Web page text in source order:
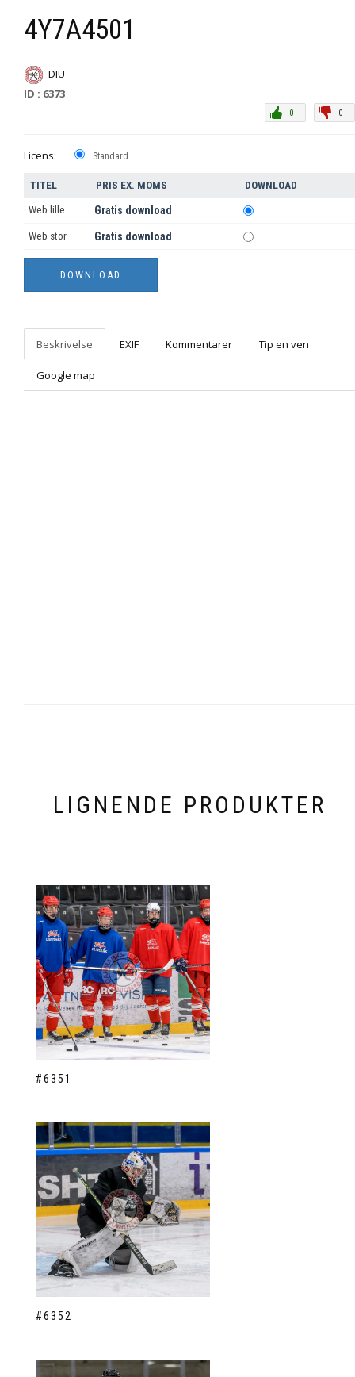
4Y7A4501
DIU
ID : 6373
0
0
Licens: Standard
TITEL PRIS EX. MOMS DOWNLOAD
Web lille Gratis download
Web stor Gratis download
Beskrivelse EXIF Kommentarer Tip en ven
Google map
LIGNENDE PRODUKTER
#6351
#6352